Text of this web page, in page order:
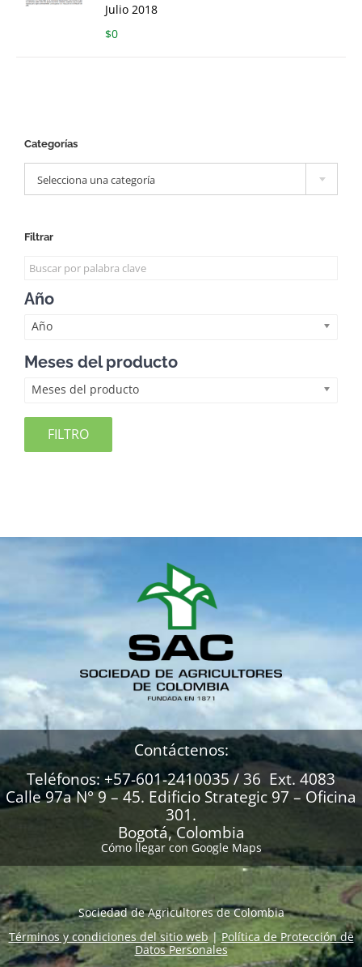
Julio 2018
$0
Categorías
Selecciona una categoría
Filtrar
Año
Año
Meses del producto
Meses del producto
FILTRO
Contáctenos:
Teléfonos: +57-601-2410035 / 36 Ext. 4083
Calle 97a N° 9 – 45. Edificio Strategic 97 – Oficina
301.
Bogotá, Colombia
Cómo llegar con Google Maps
Sociedad de Agricultores de Colombia
Términos y condiciones del sitio web|Política de Protección de
Datos Personales